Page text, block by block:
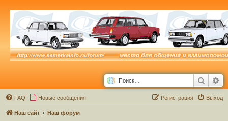
Поиск
FAQ Новые сообщения Выход
Регистрация
Наш сайт Наш форум